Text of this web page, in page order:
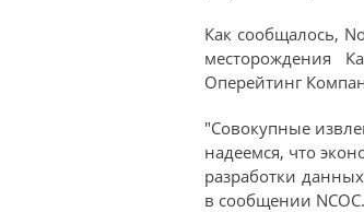
Как сообщалось,
месторождения
Оперейтинг
"Совокупные
надеемся, что
разработки
в сообщении NCOC.